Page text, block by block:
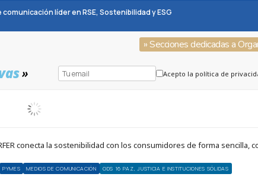
líder en RSE, Sostenibilidad y ESG
» Secciones dedicadas a
» Acepto la política de
conecta la sostenibilidad con los consumidores de forma sencilla,
PYMES MEDIOS DE COMUNICACIÓN ODS 16 PAZ, JUSTICIA E INSTITUCIONES SÓLIDAS